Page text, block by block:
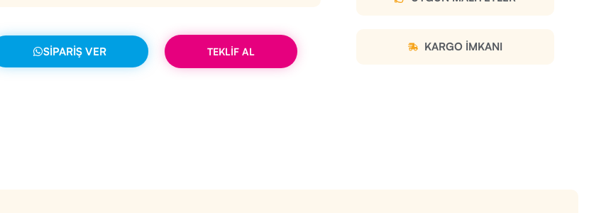
SIPARIŞ VER TEKLİF AL KARGO IMKANI